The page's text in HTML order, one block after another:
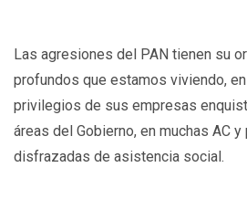
Las agresiones del PAN tienen su
profundos que estamos viviendo,
privilegios de sus empresas
áreas del Gobierno, en muchas AC
disfrazadas de asistencia social.